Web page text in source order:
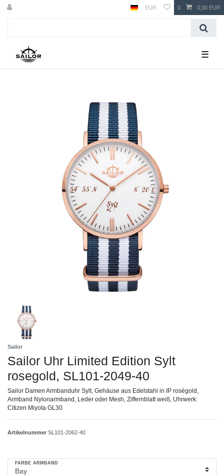
EUR 0 0,00 EUR
☰
Sailor
Sailor Uhr Limited Edition Sylt
rosegold, SL101-2049-40
Sailor Damen Armbanduhr Sylt, Gehäuse aus Edelstahl in IP rosègold,
Armband Nylonarmband, Leder oder Mesh, Ziffernblatt weiß, Uhrwerk:
Citizen Miyota GL30
Artikelnummer SL101-2062-40
FARBE ARMBAND